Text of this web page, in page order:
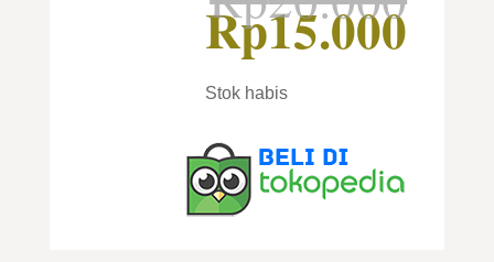
Rp15.000
Stok habis